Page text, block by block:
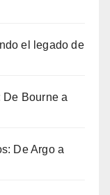
el legado de
Bourne a
De Argo a